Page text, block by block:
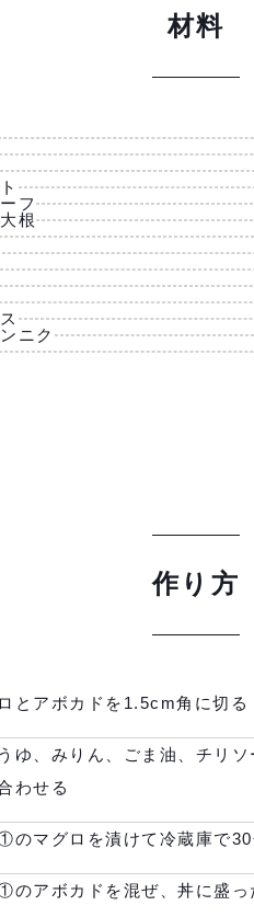
材料
フ
根
ニク
作り方
とアボカドを1.5cm角に切る
ゆ、みりん、ごま油、チリ
わせる
マグロを漬けて冷蔵庫で30
アボカドを混ぜ、丼に盛っ